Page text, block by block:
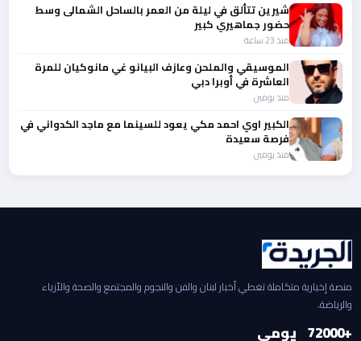
شيرين تتألق في ليلة من العمر بالساحل الشمالى وسط
حضور جماهيري كبير
منذ 23 ساعة
الموسيقي والملحن وعازف البيانو غي مانوكيان للمرة
العاشرة في أوبرا دبي
منذ يومين
الكبير اوي احمد مكي يعود للسينما مع ماجد الكدواني في
فرصة سعيدة
منذ يومين
منصة إخبارية متكاملة تغطي أخبار لبنان والفن والنجوم والمجتمع والصحة والأزياء
والرياضة.
+2000
7 يومي